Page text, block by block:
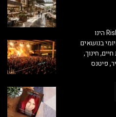
פורטל האינטרנט של ראשון לציון Rishon4u.co.il הינו
בנושאים
חינוך,
פיטנס